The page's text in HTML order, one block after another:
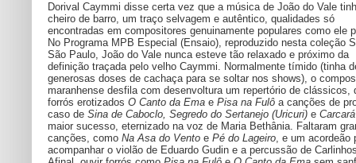
Dorival Caymmi disse certa vez que a música de João do Vale
cheiro de barro, um traço selvagem e autêntico, qualidades só
encontradas em compositores genuinamente populares como ele
No Programa MPB Especial (Ensaio), reproduzido nesta coleção
São Paulo, João do Vale nunca esteve tão relaxado e próximo da
definição traçada pelo velho Caymmi. Normalmente tímido (tinha
generosas doses de cachaça para se soltar nos shows), o
maranhense desfila com desenvoltura um repertório de clássicos,
forrós erotizados O Canto da Ema e Pisa na Fulô a canções de
caso de Sina de Caboclo, Segredo do Sertanejo (Uricuri) e Carcará
maior sucesso, eternizado na voz de Maria Bethânia. Faltaram
canções, como Na Asa do Vento e Pé do Lageiro, e um acordeão
acompanhar o violão de Eduardo Gudin e a percussão de